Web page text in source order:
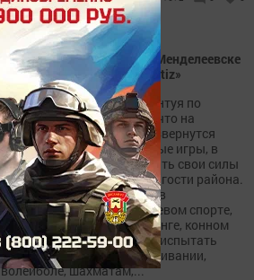
Главный приз Сабантуя в Менделеевске
– автомобиль «Daewoo Matiz»
Им наградят батыра Сабантуя по
борьбе курэш. Напомним, что на
нескольких площадках развернутся
национальные и спортивные игры, в
которых смогут попробовать свои силы
и ловкость менделеевцы и гости района.
Лучших будут определять в
национальной борьбе, гиревом спорте,
армрестлинге, пауэрлифтинге, конном
спорте. Желающие смогут испытать
себя в бум-качалке, подтягивании,
волейболе, шахматам,...